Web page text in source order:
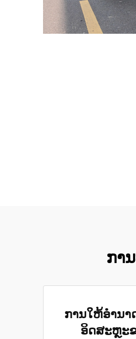
ກາ
ການໃຫ້ອຳນາ
ອິດສະຫຼະ